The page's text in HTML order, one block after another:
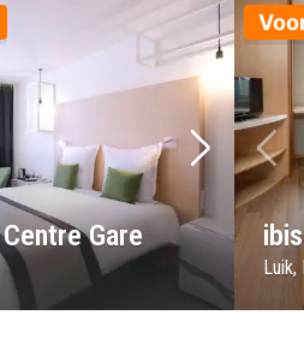
Gare
Luik,